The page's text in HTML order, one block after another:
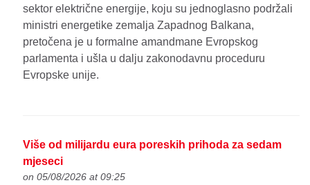
sektor električne energije, koju su jednoglasno podržali
ministri energetike zemalja Zapadnog Balkana,
pretočena je u formalne amandmane Evropskog
parlamenta i ušla u dalju zakonodavnu proceduru
Evropske unije.
Više od milijardu eura poreskih prihoda za sedam
mjeseci
on 05/08/2026 at 09:25